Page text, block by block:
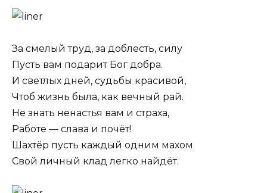
За смелый труд, за доблесть, силу
Пусть вам подарит Бог добра.
И светлых дней, судьбы красивой,
Чтоб жизнь была, как вечный рай.
Не знать ненастья вам и страха,
Работе — слава и почёт!
Шахтёр пусть каждый одним махом
Свой личный клад легко найдёт.